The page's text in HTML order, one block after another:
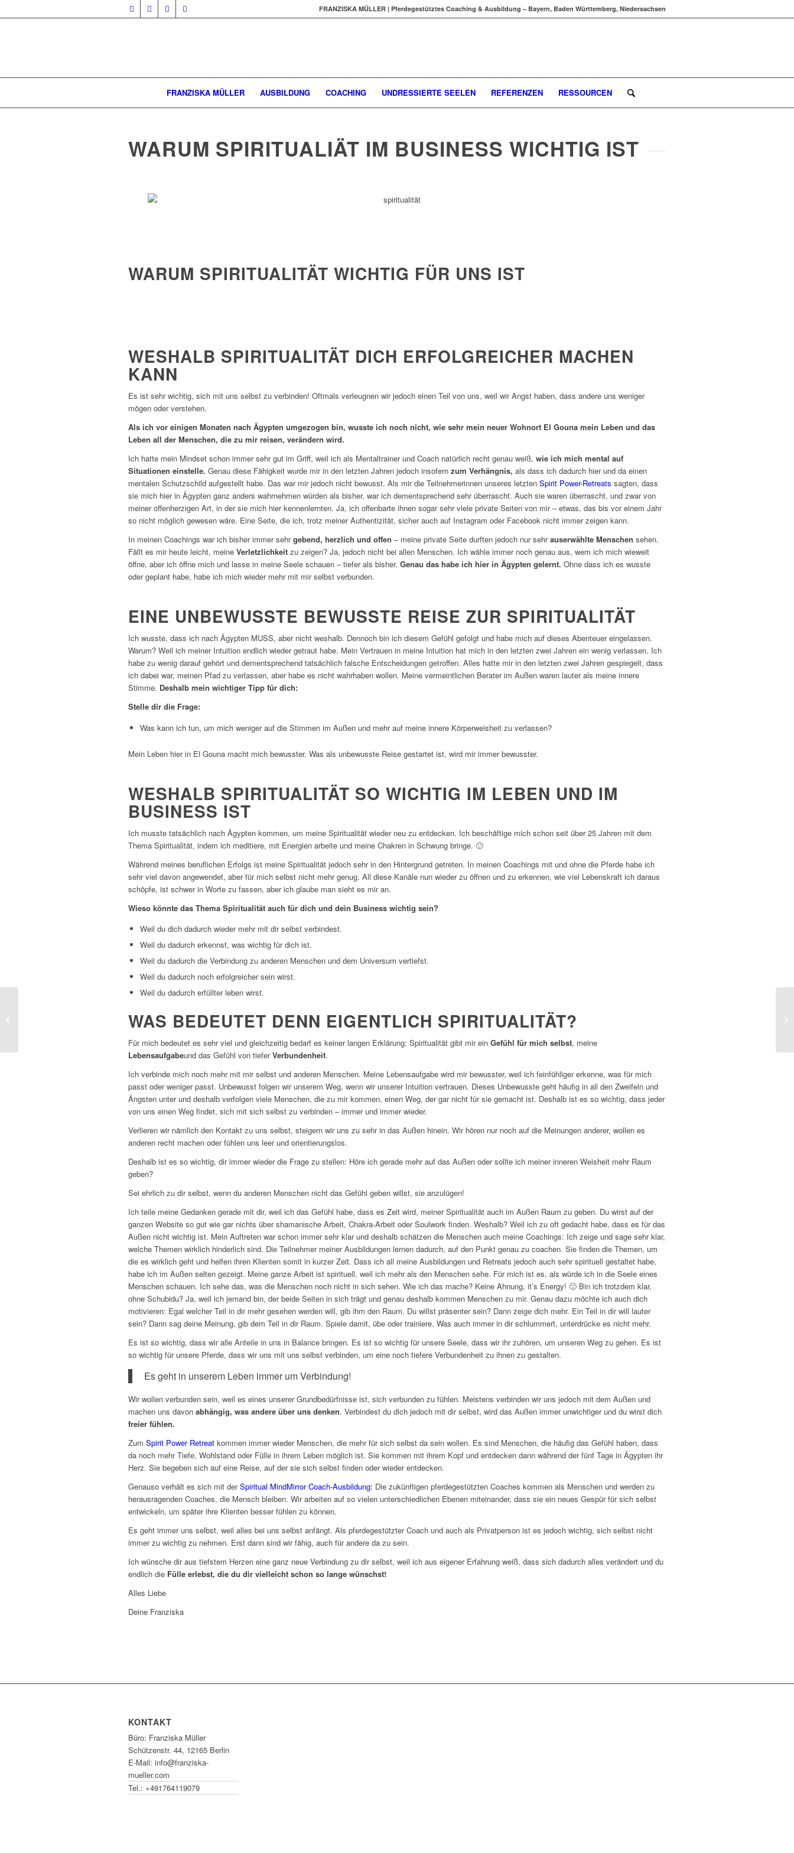
FRANZISKA MÜLLER | Pferdegestütztes Coaching & Ausbildung – Bayern, Baden Württemberg, Niedersachsen
FRANZISKA MÜLLER AUSBILDUNG COACHING UNDRESSIERTE SEELEN REFERENZEN RESSOURCEN
WARUM SPIRITUALIÄT IM BUSINESS WICHTIG IST
WARUM SPIRITUALITÄT WICHTIG FÜR UNS IST
WESHALB SPIRITUALITÄT DICH ERFOLGREICHER MACHEN
KANN
Es ist sehr wichtig, sich mit uns selbst zu verbinden! Oftmals verleugnen wir jedoch einen Teil von uns, weil wir Angst haben, dass andere uns weniger
mögen oder verstehen.
Als ich vor einigen Monaten nach Ägypten umgezogen bin, wusste ich noch nicht, wie sehr mein neuer Wohnort El Gouna mein Leben und das
Leben all der Menschen, die zu mir reisen, verändern wird.
Ich hatte mein Mindset schon immer sehr gut im Griff, weil ich als Mentaltrainer und Coach natürlich recht genau weiß, wie ich mich mental auf
Situationen einstelle. Genau diese Fähigkeit wurde mir in den letzten Jahren jedoch insofern zum Verhängnis, als dass ich dadurch hier und da einen
mentalen Schutzschild aufgestellt habe. Das war mir jedoch nicht bewusst. Als mir die Teilnehmerinnen unseres letzten Spirit Power-Retreats sagten, dass
sie mich hier in Ägypten ganz anders wahrnehmen würden als bisher, war ich dementsprechend sehr überrascht. Auch sie waren überrascht, und zwar von
meiner offenherzigen Art, in der sie mich hier kennenlernten. Ja, ich offenbarte ihnen sogar sehr viele private Seiten von mir – etwas, das bis vor einem Jahr
so nicht möglich gewesen wäre. Eine Seite, die ich, trotz meiner Authentizität, sicher auch auf Instagram oder Facebook nicht immer zeigen kann.
In meinen Coachings war ich bisher immer sehrgebend, herzlich und offen – meine private Seite durften jedoch nur sehrauserwählte Menschen sehen.
Fällt es mir heute leicht, meine Verletzlichkeit zu zeigen? Ja, jedoch nicht bei allen Menschen. Ich wähle immer noch genau aus, wem ich mich wieweit
öffne, aber ich öffne mich und lasse in meine Seele schauen – tiefer als bisher. Genau das habe ich hier in Ägypten gelernt. Ohne dass ich es wusste
oder geplant habe, habe ich mich wieder mehr mit mir selbst verbunden.
EINE UNBEWUSSTE BEWUSSTE REISE ZUR SPIRITUALITÄT
Ich wusste, dass ich nach Ägypten MUSS, aber nicht weshalb. Dennoch bin ich diesem Gefühl gefolgt und habe mich auf dieses Abenteuer eingelassen.
Warum? Weil ich meiner Intuition endlich wieder getraut habe. Mein Vertrauen in meine Intuition hat mich in den letzten zwei Jahren ein wenig verlassen. Ich
habe zu wenig darauf gehört und dementsprechend tatsächlich falsche Entscheidungen getroffen. Alles hatte mir in den letzten zwei Jahren gespiegelt, dass
ich dabei war, meinen Pfad zu verlassen, aber habe es nicht wahrhaben wollen. Meine vermeintlichen Berater im Außen waren lauter als meine innere
Stimme. Deshalb mein wichtiger Tipp für dich:
Stelle dir die Frage:
Was kann ich tun, um mich weniger auf die Stimmen im Außen und mehr auf meine innere Körperweisheit zu verlassen?
Mein Leben hier in El Gouna macht mich bewusster. Was als unbewusste Reise gestartet ist, wird mir immer bewusster.
WESHALB SPIRITUALITÄT SO WICHTIG IM LEBEN UND IM
BUSINESS IST
Ich musste tatsächlich nach Ägypten kommen, um meine Spiritualität wieder neu zu entdecken. Ich beschäftige mich schon seit über 25 Jahren mit dem
Thema Spiritualität, indem ich meditiere, mit Energien arbeite und meine Chakren in Schwung bringe. 🙂
Während meines beruflichen Erfolgs ist meine Spiritualität jedoch sehr in den Hintergrund getreten. In meinen Coachings mit und ohne die Pferde habe ich
sehr viel davon angewendet, aber für mich selbst nicht mehr genug. All diese Kanäle nun wieder zu öffnen und zu erkennen, wie viel Lebenskraft ich daraus
schöpfe, ist schwer in Worte zu fassen, aber ich glaube man sieht es mir an.
Wieso könnte das Thema Spiritualität auch für dich und dein Business wichtig sein?
Weil du dich dadurch wieder mehr mit dir selbst verbindest.
Weil du dadurch erkennst, was wichtig für dich ist.
Weil du dadurch die Verbindung zu anderen Menschen und dem Universum vertiefst.
Weil du dadurch noch erfolgreicher sein wirst.
Weil du dadurch erfüllter leben wirst.
WAS BEDEUTET DENN EIGENTLICH SPIRITUALITÄT?
Für mich bedeutet es sehr viel und gleichzeitig bedarf es keiner langen Erklärung: Spiritualität gibt mir ein Gefühl für mich selbst, meine
Lebensaufgabeund das Gefühl von tieferVerbundenheit.
Ich verbinde mich noch mehr mit mir selbst und anderen Menschen. Meine Lebensaufgabe wird mir bewusster, weil ich feinfühliger erkenne, was für mich
passt oder weniger passt. Unbewusst folgen wir unserem Weg, wenn wir unserer Intuition vertrauen. Dieses Unbewusste geht häufig in all den Zweifeln und
Ängsten unter und deshalb verfolgen viele Menschen, die zu mir kommen, einen Weg, der gar nicht für sie gemacht ist. Deshalb ist es so wichtig, dass jeder
von uns einen Weg findet, sich mit sich selbst zu verbinden – immer und immer wieder.
Verlieren wir nämlich den Kontakt zu uns selbst, steigern wir uns zu sehr in das Außen hinein. Wir hören nur noch auf die Meinungen anderer, wollen es
anderen recht machen oder fühlen uns leer und orientierungslos.
Deshalb ist es so wichtig, dir immer wieder die Frage zu stellen: Höre ich gerade mehr auf das Außen oder sollte ich meiner inneren Weisheit mehr Raum
geben?
Sei ehrlich zu dir selbst, wenn du anderen Menschen nicht das Gefühl geben willst, sie anzulügen!
Ich teile meine Gedanken gerade mit dir, weil ich das Gefühl habe, dass es Zeit wird, meiner Spiritualität auch im Außen Raum zu geben. Du wirst auf der
ganzen Website so gut wie gar nichts über shamanische Arbeit, Chakra-Arbeit oder Soulwork finden. Weshalb? Weil ich zu oft gedacht habe, dass es für das
Außen nicht wichtig ist. Mein Auftreten war schon immer sehr klar und deshalb schätzen die Menschen auch meine Coachings: Ich zeige und sage sehr klar,
welche Themen wirklich hinderlich sind. Die Teilnehmer meiner Ausbildungen lernen dadurch, auf den Punkt genau zu coachen. Sie finden die Themen, um
die es wirklich geht und helfen ihren Klienten somit in kurzer Zeit. Dass ich all meine Ausbildungen und Retreats jedoch auch sehr spirituell gestaltet habe,
habe ich im Außen selten gezeigt. Meine ganze Arbeit ist spirituell, weil ich mehr als den Menschen sehe. Für mich ist es, als würde ich in die Seele eines
Menschen schauen. Ich sehe das, was die Menschen noch nicht in sich sehen. Wie ich das mache? Keine Ahnung, it’s Energy! 🙂 Bin ich trotzdem klar,
ohne Schubidu? Ja, weil ich jemand bin, der beide Seiten in sich trägt und genau deshalb kommen Menschen zu mir. Genau dazu möchte ich auch dich
motivieren: Egal welcher Teil in dir mehr gesehen werden will, gib ihm den Raum. Du willst präsenter sein? Dann zeige dich mehr. Ein Teil in dir will lauter
sein? Dann sag deine Meinung, gib dem Teil in dir Raum. Spiele damit, übe oder trainiere. Was auch immer in dir schlummert, unterdrücke es nicht mehr.
Es ist so wichtig, dass wir alle Anteile in uns in Balance bringen. Es ist so wichtig für unsere Seele, dass wir ihr zuhören, um unseren Weg zu gehen. Es ist
so wichtig für unsere Pferde, dass wir uns mit uns selbst verbinden, um eine noch tiefere Verbundenheit zu ihnen zu gestalten.
Es geht in unserem Leben immer um Verbindung!
Wir wollen verbunden sein, weil es eines unserer Grundbedürfnisse ist, sich verbunden zu fühlen. Meistens verbinden wir uns jedoch mit dem Außen und
machen uns davon abhängig, was andere über uns denken. Verbindest du dich jedoch mit dir selbst, wird das Außen immer unwichtiger und du wirst dich
freier fühlen.
Zum Spirit Power Retreat kommen immer wieder Menschen, die mehr für sich selbst da sein wollen. Es sind Menschen, die häufig das Gefühl haben, dass
da noch mehr Tiefe, Wohlstand oder Fülle in ihrem Leben möglich ist. Sie kommen mit ihrem Kopf und entdecken dann während der fünf Tage in Ägypten ihr
Herz. Sie begeben sich auf eine Reise, auf der sie sich selbst finden oder wieder entdecken.
Genauso verhält es sich mit derSpiritual MindMirror Coach-Ausbildung: Die zukünftigen pferdegestützten Coaches kommen als Menschen und werden zu
herausragenden Coaches, die Mensch bleiben. Wir arbeiten auf so vielen unterschiedlichen Ebenen miteinander, dass sie ein neues Gespür für sich selbst
entwickeln, um später ihre Klienten besser fühlen zu können.
Es geht immer uns selbst, weil alles bei uns selbst anfängt. Als pferdegestützter Coach und auch als Privatperson ist es jedoch wichtig, sich selbst nicht
immer zu wichtig zu nehmen. Erst dann sind wir fähig, auch für andere da zu sein.
Ich wünsche dir aus tiefstem Herzen eine ganz neue Verbindung zu dir selbst, weil ich aus eigener Erfahrung weiß, dass sich dadurch alles verändert und du
endlich die Fülle erlebst, die du dir vielleicht schon so lange wünschst!
Alles Liebe
Deine Franziska
KONTAKT
Büro: Franziska Müller
Schützenstr. 44, 12165 Berlin
E-Mail: info@franziska-
mueller.com
Tel.: +491764119079